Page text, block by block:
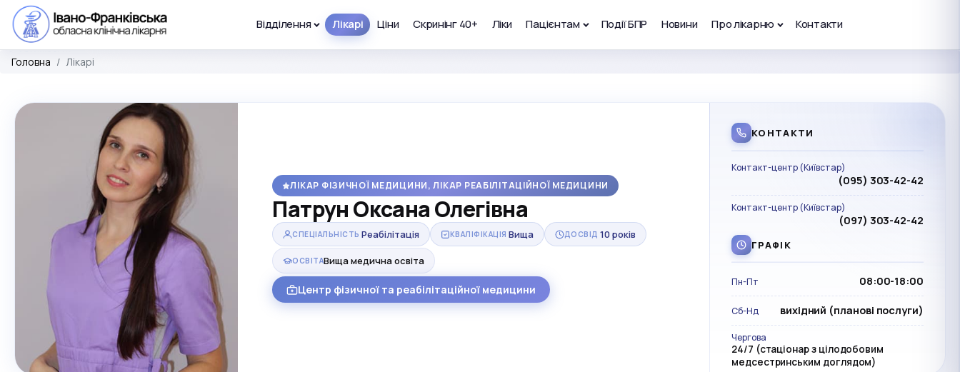
Відділення Лікарі Ціни Скринінг 40+ Ліки Пацієнтам Події БПР Новини Про лікарню Контакти
Головна Лікарі
ЛІКАР ФІЗИЧНОЇ МЕДИЦИНИ, ЛІКАР РЕАБІЛІТАЦІЙНОЇ МЕДИЦИНИ
Патрун Оксана Олегівна
СПЕЦІАЛЬНІСТЬ Реабілітація КВАЛІФІКАЦІЯ Вища ДОСВІД 10 років
ОСВІТАВища медична освіта
Центр фізичної та реабілітаційної медицини
КОНТАКТИ
Контакт-центр (Київстар)
(095) 303-42-42
Контакт-центр (Київстар)
(097) 303-42-42
ГРАФІК
Пн-Пт 08:00-18:00
Сб-Нд вихідний (планові послуги)
Чергова
24/7 (стаціонар з цілодобовим
медсестринським доглядом)